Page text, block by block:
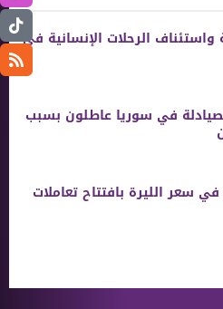
الرحلات الإنسانية في
في سوريا عاطلون بسبب
سعر الليرة بافتتاح تعاملات